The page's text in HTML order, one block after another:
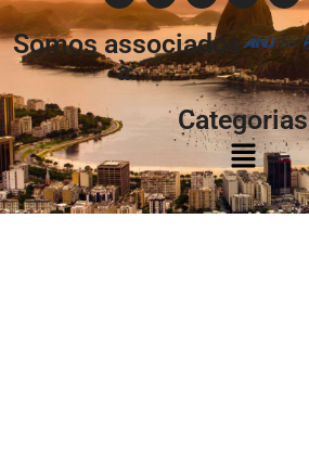
Somos associados
à:
Categorias